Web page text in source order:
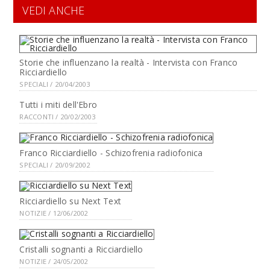
VEDI ANCHE
Storie che influenzano la realtà - Intervista con Franco
Ricciardiello
SPECIALI / 20/04/2003
Tutti i miti dell'Ebro
RACCONTI / 20/02/2003
Franco Ricciardiello - Schizofrenia radiofonica
SPECIALI / 20/09/2002
Ricciardiello su Next Text
NOTIZIE / 12/06/2002
Cristalli sognanti a Ricciardiello
NOTIZIE / 24/05/2002